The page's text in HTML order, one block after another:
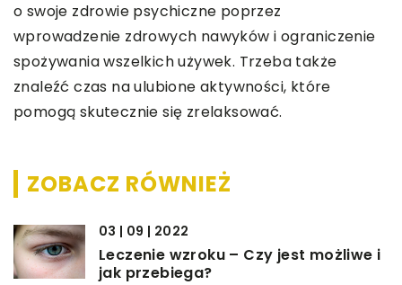
o swoje zdrowie psychiczne poprzez
wprowadzenie zdrowych nawyków i ograniczenie
spożywania wszelkich używek. Trzeba także
znaleźć czas na ulubione aktywności, które
pomogą skutecznie się zrelaksować.
ZOBACZ RÓWNIEŻ
03 | 09 | 2022
Leczenie wzroku – Czy jest możliwe i
jak przebiega?